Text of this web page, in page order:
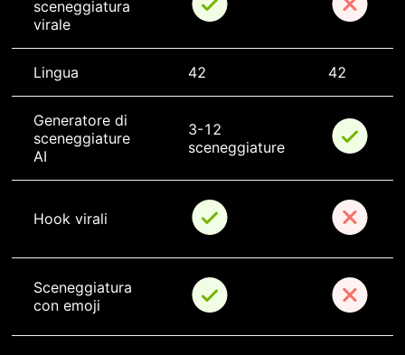
sceneggiatura
virale
Lingua 42 42
Generatore di
sceneggiature
AI
3-12
sceneggiature
Hook virali
Sceneggiatura
con emoji